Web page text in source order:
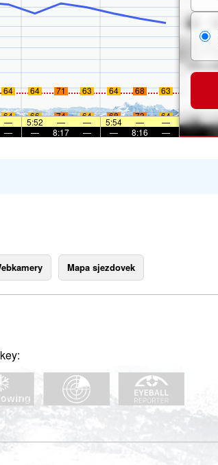
64 64 71 63 64 68 63
64 66 74 64 68 73 64
— 5:52 — — 5:54 —
—
— — 8:17 — — 8:16 —
Mapa sjezdovek